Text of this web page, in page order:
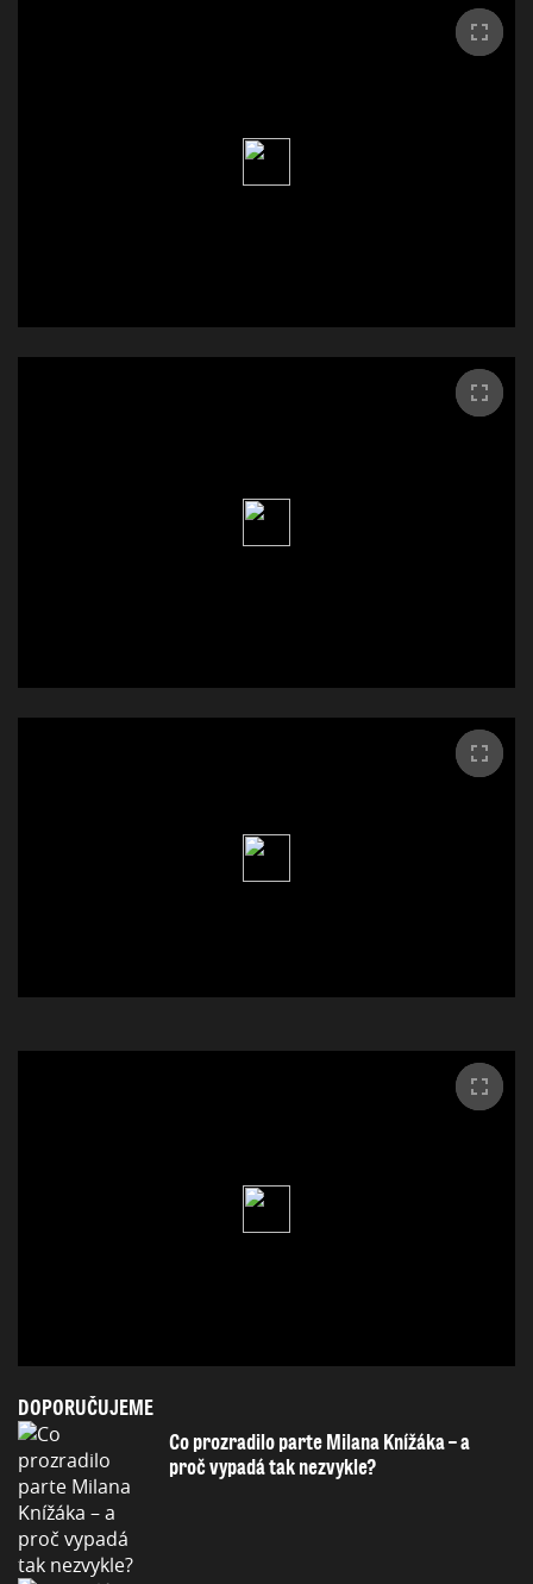
DOPORUČUJEME
Co prozradilo parte Milana Knížáka – a
proč vypadá tak nezvykle?